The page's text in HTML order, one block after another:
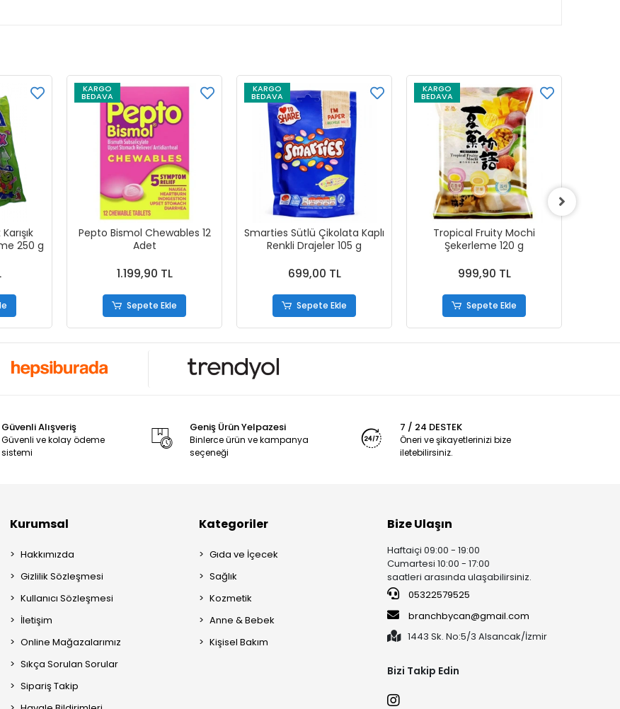
250 g
KARGO
BEDAVA
Pepto Bismol Chewables 12
Adet
1.199,90 TL
Sepete Ekle
KARGO
BEDAVA
Smarties Sütlü Çikolata Kaplı
Renkli Drajeler 105 g
699,00 TL
Sepete Ekle
KARGO
BEDAVA
Tropical Fruity Mochi
Şekerleme 120 g
999,90 TL
Sepete Ekle
Güvenli Alışveriş
Güvenli ve kolay ödeme
sistemi
Geniş Ürün Yelpazesi
Binlerce ürün ve kampanya
seçeneği
7 / 24 DESTEK
Öneri ve şikayetlerinizi bize
iletebilirsiniz.
Kurumsal
Hakkımızda
Gizlilik Sözleşmesi
Kullanıcı Sözleşmesi
İletişim
Online Mağazalarımız
Sıkça Sorulan Sorular
Sipariş Takip
Kategoriler
Gıda ve İçecek
Sağlık
Kozmetik
Anne & Bebek
Kişisel Bakım
Bize Ulaşın
Haftaiçi 09:00 - 19:00
Cumartesi 10:00 - 17:00
saatleri arasında ulaşabilirsiniz.
05322579525
branchbycan@gmail.com
1443 Sk. No:5/3 Alsancak/İzmir
Bizi Takip Edin